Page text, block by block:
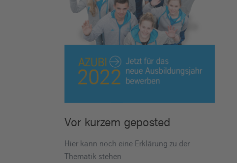
Vor kurzem geposted
Hier kann noch eine Erklärung zu der
Thematik stehen